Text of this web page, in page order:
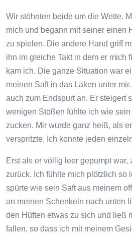
Wir stöhnten beide um die Wette.
mich und begann mit seiner einen
zu spielen. Die andere Hand griff
ihn im gleiche Takt in dem er mich
kam ich. Die ganze Situation war
meinen Saft in das Laken unter
auch zum Endspurt an. Er steigert
wenigen Stößen fühlte ich wie
zucken. Mir wurde ganz heiß, als
verspritzte. Ich konnte jeden
Erst als er völlig leer gepumpt war,
zurück. Ich fühlte mich plötzlich so
spürte wie sein Saft aus meinem
an meinen Schenkeln nach unten
den Hüften etwas zu sich und ließ
fallen, so dass ich mit meinem